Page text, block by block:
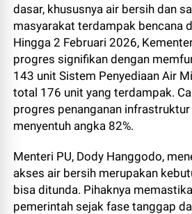
dasar, khususnya air bersih dan
masyarakat terdampak bencana
Hingga 2 Februari 2026,
progres signifikan dengan
143 unit Sistem Penyediaan Air
total 176 unit yang terdampak.
progres penanganan infrastruktur
menyentuh angka 82%.
Menteri PU, Dody Hanggodo,
akses air bersih merupakan
bisa ditunda. Pihaknya
pemerintah sejak fase tanggap